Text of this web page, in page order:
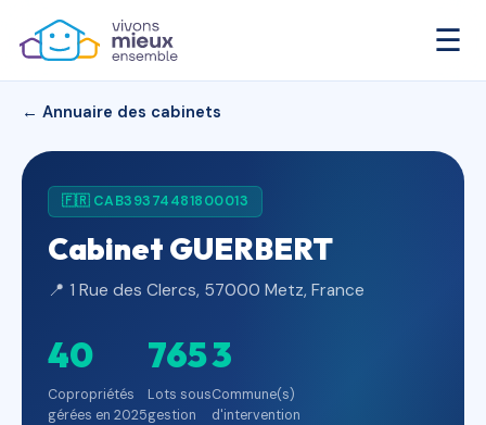
☰
← Annuaire des cabinets
🇫🇷 CAB39374481800013
Cabinet GUERBERT
📍 1 Rue des Clercs, 57000 Metz, France
40
Copropriétés
gérées en 2025
765
Lots sous
gestion
3
Commune(s)
d'intervention